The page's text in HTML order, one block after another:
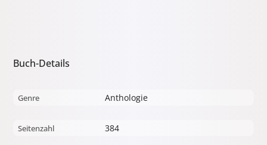
Buch-Details
Genre Anthologie
Seitenzahl 384